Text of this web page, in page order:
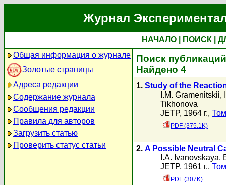
Журнал
НАЧАЛО ПОИСК
Общая информация о журнале
Золотые страницы
Адреса редакции
Содержание журнала
Сообщения редакции
Правила для авторов
Загрузить статью
Проверить статус статьи
Поиск
Найдено 4
1. Study of the
I.M. Gramenitskii,
Tikhonova
JETP, 1964 г.,
PDF (375.1K)
2. A Possible Neutral
I.A. Ivanovskaya,
JETP, 1961 г.,
PDF (307K)